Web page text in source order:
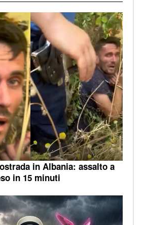
in Albania: assalto a
in 15 minuti